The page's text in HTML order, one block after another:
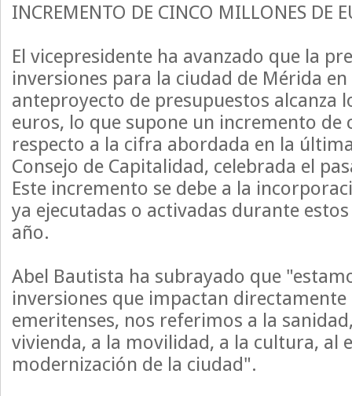
INCREMENTO DE CINCO MILLONES DE
El vicepresidente ha avanzado que la
inversiones para la ciudad de Mérida
anteproyecto de presupuestos alcanza
euros, lo que supone un incremento de
respecto a la cifra abordada en la
Consejo de Capitalidad, celebrada el
Este incremento se debe a la
ya ejecutadas o activadas durante
año.
Abel Bautista ha subrayado que
inversiones que impactan directamente
emeritenses, nos referimos a la
vivienda, a la movilidad, a la cultura, al
modernización de la ciudad".